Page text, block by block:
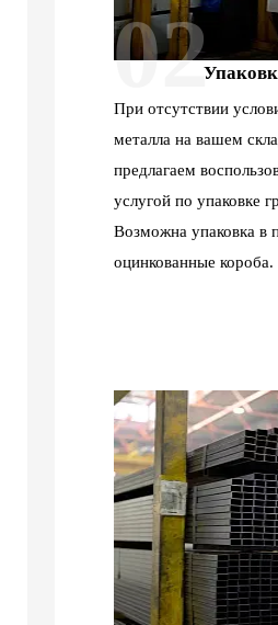
02
При отсутствии
металла на вашем
предлагаем
услугой по упаковке
Возможна упаковка в
оцинкованные короба.